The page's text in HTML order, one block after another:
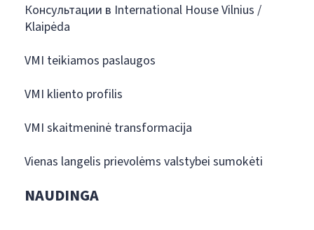
Консультации в International House Vilnius /
Klaipėda
VMI teikiamos paslaugos
VMI kliento profilis
VMI skaitmeninė transformacija
Vienas langelis prievolėms valstybei sumokėti
NAUDINGA